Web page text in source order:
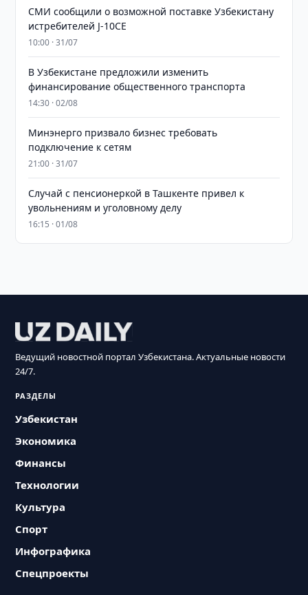
СМИ сообщили о возможной поставке Узбекистану
истребителей J-10CE
10:00 · 31/07
В Узбекистане предложили изменить
финансирование общественного транспорта
14:30 · 02/08
Минэнерго призвало бизнес требовать
подключение к сетям
21:00 · 31/07
Случай с пенсионеркой в Ташкенте привел к
увольнениям и уголовному делу
16:15 · 01/08
Ведущий новостной портал Узбекистана. Актуальные новости
24/7.
РАЗДЕЛЫ
Узбекистан
Экономика
Финансы
Технологии
Культура
Спорт
Инфографика
Спецпроекты